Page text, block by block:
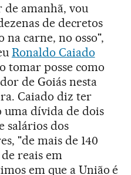
de amanhã, vou
de decretos
na carne, no osso",
Ronaldo Caiado
tomar posse como
de Goiás nesta
Caiado diz ter
uma dívida de dois
salários dos
"de mais de 140
reais em
em que a União é